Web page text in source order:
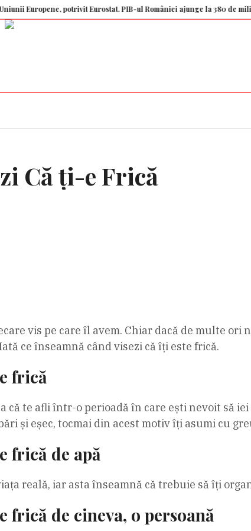
potrivit Eurostat. PIB-ul României ajunge la 380 de miliarde
Că ți-e Frică
vis pe care îl avem. Chiar dacă de multe ori
ce înseamnă când visezi că îți este frică.
frică
că te afli într-o perioadă în care ești nevoit să
și eșec, tocmai din acest motiv îți asumi cu
frică de apă
reală, iar asta înseamnă că trebuie să îți
frică de cineva, o persoană